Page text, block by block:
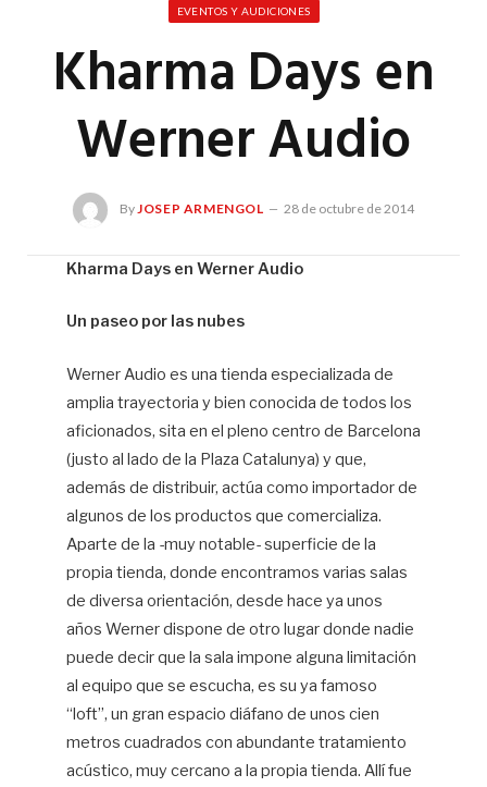
EVENTOS Y AUDICIONES
Kharma Days en
Werner Audio
ByJOSEP ARMENGOL 28 de octubre de 2014
Kharma Days en Werner Audio
Un paseo por las nubes
Werner Audio es una tienda especializada de
amplia trayectoria y bien conocida de todos los
aficionados, sita en el pleno centro de Barcelona
(justo al lado de la Plaza Catalunya) y que,
además de distribuir, actúa como importador de
algunos de los productos que comercializa.
Aparte de la -muy notable- superficie de la
propia tienda, donde encontramos varias salas
de diversa orientación, desde hace ya unos
años Werner dispone de otro lugar donde nadie
puede decir que la sala impone alguna limitación
al equipo que se escucha, es su ya famoso
“loft”, un gran espacio diáfano de unos cien
metros cuadrados con abundante tratamiento
acústico, muy cercano a la propia tienda. Allí fue